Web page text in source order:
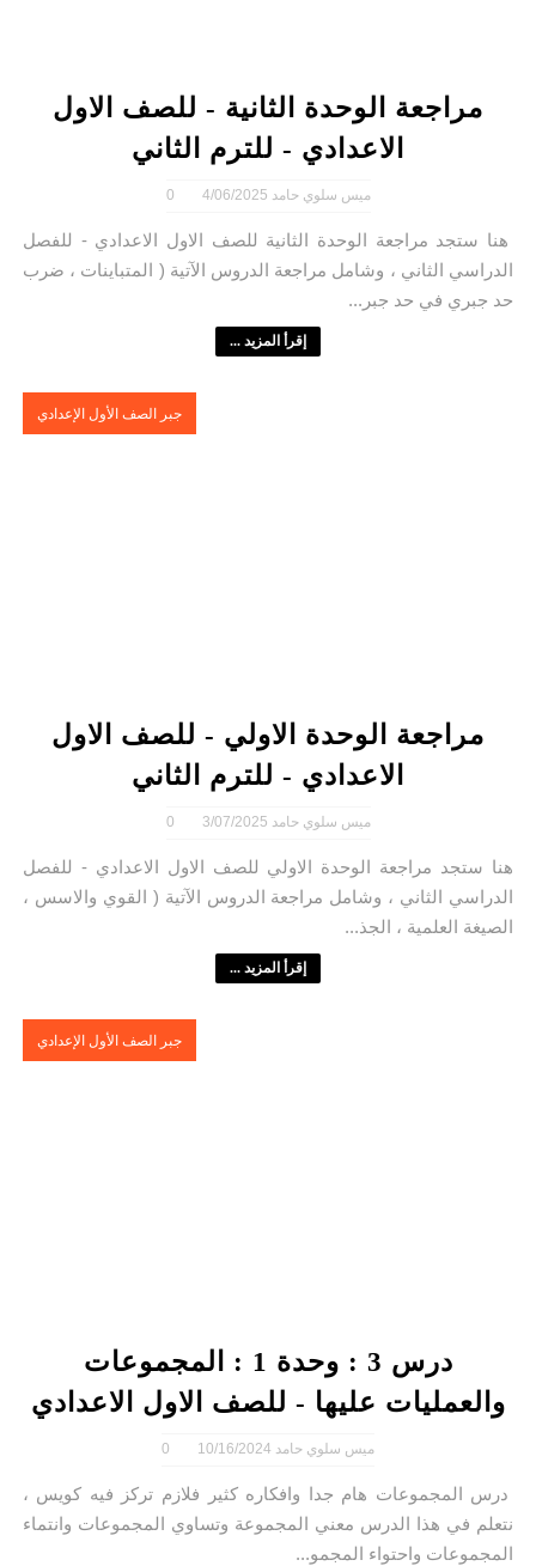
مراجعة الوحدة الثانية - للصف الاول
الاعدادي - للترم الثاني
ميس سلوي حامد 4/06/2025
0
هنا ستجد مراجعة الوحدة الثانية للصف الاول الاعدادي - للفصل
الدراسي الثاني ، وشامل مراجعة الدروس الآتية ( المتباينات ، ضرب
حد جبري في حد جبر...
إقرأ المزيد ...
جبر الصف الأول الإعدادي
مراجعة الوحدة الاولي - للصف الاول
الاعدادي - للترم الثاني
ميس سلوي حامد 3/07/2025
0
هنا ستجد مراجعة الوحدة الاولي للصف الاول الاعدادي - للفصل
الدراسي الثاني ، وشامل مراجعة الدروس الآتية ( القوي والاسس ،
الصيغة العلمية ، الجذ...
إقرأ المزيد ...
جبر الصف الأول الإعدادي
درس 3 : وحدة 1 : المجموعات
والعمليات عليها - للصف الاول الاعدادي
ميس سلوي حامد 10/16/2024
0
درس المجموعات هام جدا وافكاره كثير فلازم تركز فيه كويس ،
نتعلم في هذا الدرس معني المجموعة وتساوي المجموعات وانتماء
المجموعات واحتواء المجمو...